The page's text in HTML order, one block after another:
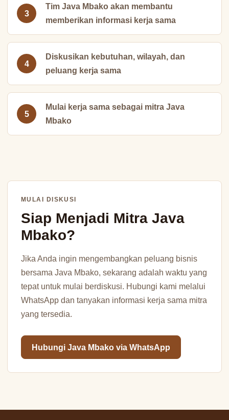
Tim Java Mbako akan membantu
memberikan informasi kerja sama
Diskusikan kebutuhan, wilayah, dan
peluang kerja sama
Mulai kerja sama sebagai mitra Java
Mbako
MULAI DISKUSI
Siap Menjadi Mitra Java
Mbako?
Jika Anda ingin mengembangkan peluang bisnis
bersama Java Mbako, sekarang adalah waktu yang
tepat untuk mulai berdiskusi. Hubungi kami melalui
WhatsApp dan tanyakan informasi kerja sama mitra
yang tersedia.
Hubungi Java Mbako via WhatsApp